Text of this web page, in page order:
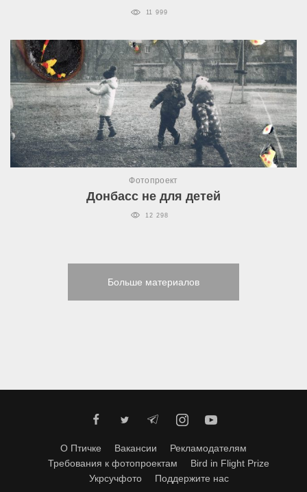
11 999
Фотопроект
Донбасс не для детей
12 298
Больше материалов
О Птичке Вакансии
Рекламодателям
Требования к фотопроектам
Bird in Flight Prize
Укрсучфото
Поддержите нас